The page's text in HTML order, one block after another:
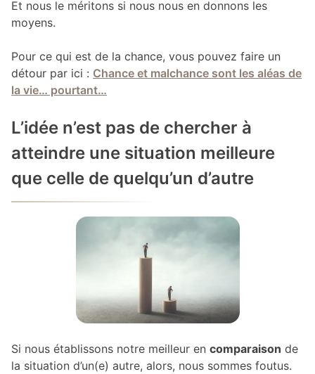
Et nous le méritons si nous nous en donnons les
moyens.
Pour ce qui est de la chance, vous pouvez faire un
détour par ici : Chance et malchance sont les aléas de
la vie… pourtant…
L’idée n’est pas de chercher à
atteindre une situation meilleure
que celle de quelqu’un d’autre
Si nous établissons notre meilleur en comparaison de
la situation d’un(e) autre, alors, nous sommes foutus.